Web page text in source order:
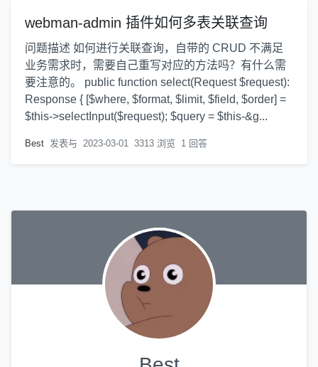
webman-admin 插件如何多表关联查询
问题描述 如何进行关联查询，自带的 CRUD 不满足
业务需求时，需要自己重写对应的方法吗？有什么需
要注意的。 public function select(Request $request):
Response { [$where, $format, $limit, $field, $order] =
$this->selectInput($request); $query = $this-&g...
Best 发表与 2023-03-01 3313 浏览 1 回答